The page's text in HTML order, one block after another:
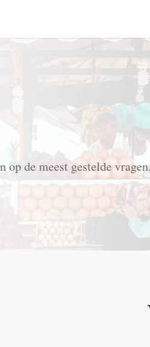
op de meest gestelde